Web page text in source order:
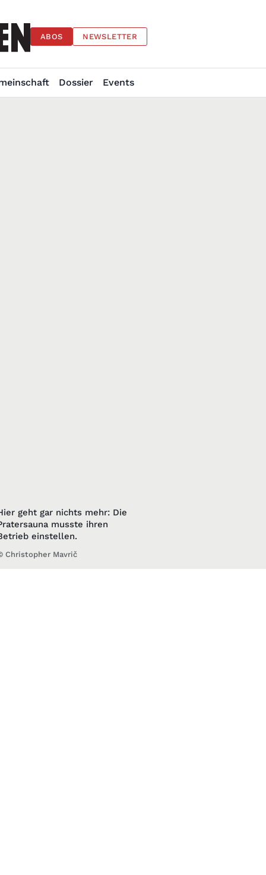
ABOS NEWSLETTER
Dossier Events
geht gar nichts mehr: Die
musste ihren
einstellen.
Christopher Mavrič